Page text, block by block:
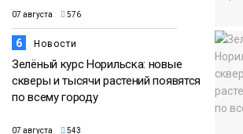
07 августа 576
6 Новости
Зелёный курс Норильска: новые
скверы и тысячи растений появятся
по всему городу
07 августа 543